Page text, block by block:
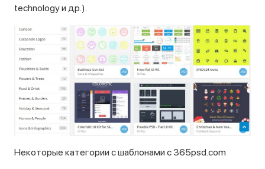
technology и др.).
Некоторые категории с шаблонами с 365psd.com